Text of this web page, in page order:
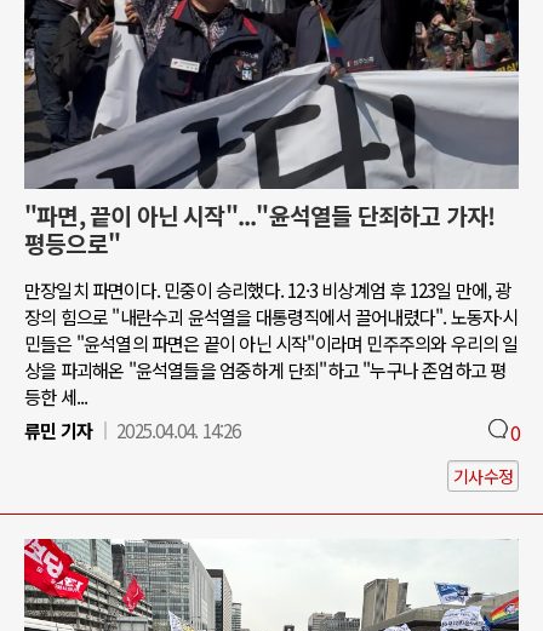
"파면, 끝이 아닌 시작"..."윤석열들 단죄하고 가자!
평등으로"
만장일치 파면이다. 민중이 승리했다. 12·3 비상계엄 후 123일 만에, 광
장의 힘으로 "내란수괴 윤석열을 대통령직에서 끌어내렸다". 노동자∙시
민들은 "윤석열의 파면은 끝이 아닌 시작"이라며 민주주의와 우리의 일
상을 파괴해온 "윤석열들을 엄중하게 단죄"하고 "누구나 존엄하고 평
등한 세...
류민 기자
2025.04.04. 14:26 0
기사수정